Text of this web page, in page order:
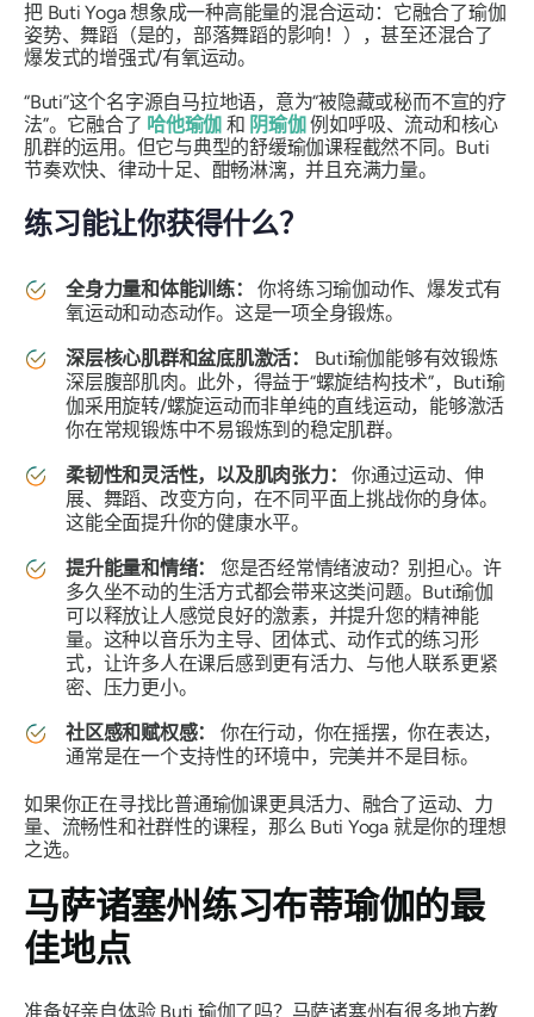
把 Buti Yoga 想象成一种高能量的混合运动：它融合了瑜伽
姿势、舞蹈（是的，部落舞蹈的影响！），甚至还混合了
爆发式的增强式/有氧运动。
“Buti”这个名字源自马拉地语，意为“被隐藏或秘而不宣的疗
法”。它融合了 哈他瑜伽 和 阴瑜伽例如呼吸、流动和核心
肌群的运用。但它与典型的舒缓瑜伽课程截然不同。Buti
节奏欢快、律动十足、酣畅淋漓，并且充满力量。
练习能让你获得什么？
全身力量和体能训练：
你将练习瑜伽动作、爆发式有
氧运动和动态动作。这是一项全身锻炼。
深层核心肌群和盆底肌激活：
Buti瑜伽能够有效锻炼
深层腹部肌肉。此外，得益于“螺旋结构技术”，Buti瑜
伽采用旋转/螺旋运动而非单纯的直线运动，能够激活
你在常规锻炼中不易锻炼到的稳定肌群。
柔韧性和灵活性，以及​​肌肉张力：
你通过运动、伸
展、舞蹈、改变方向，在不同平面上挑战你的身体。
这能全面提升你的健康水平。
提升能量和情绪：
您是否经常情绪波动？别担心。许
多久坐不动的生活方式都会带来这类问题。Buti瑜伽
可以释放让人感觉良好的激素，并提升您的精神能
量。这种以音乐为主导、团体式、动作式的练习形
式，让许多人在课后感到更有活力、与他人联系更紧
密、压力更小。
社区感和赋权感：
你在行动，你在摇摆，你在表达，
通常是在一个支持性的环境中，完美并不是目标。
如果你正在寻找比普通瑜伽课更具活力、融合了运动、力
量、流畅性和社群性的课程，那么 Buti Yoga 就是你的理想
之选。
马萨诸塞州练习布蒂瑜伽的最
佳地点
准备好亲自体验 Buti 瑜伽了吗？马萨诸塞州有很多地方教